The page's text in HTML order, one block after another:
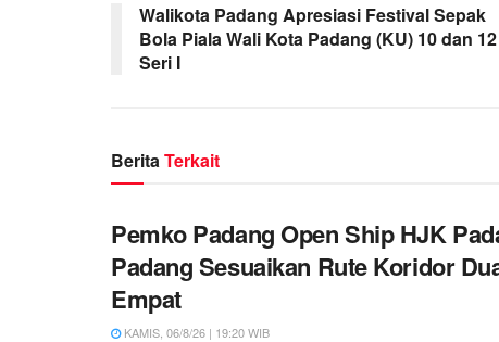
Walikota Padang Apresiasi Festival Sepak
Bola Piala Wali Kota Padang (KU) 10 dan 12
Seri I
BeritaTerkait
Pemko Padang Open Ship HJK
Padang Sesuaikan Rute Koridor
Empat
KAMIS, 06/8/26 | 19:20 WIB